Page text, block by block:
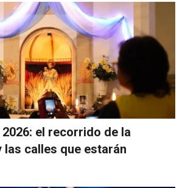
el recorrido de la
las calles que estarán